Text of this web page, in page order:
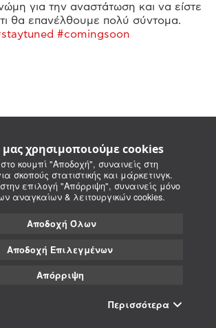
χρησιμοποιούμε cookies
κουμπί "Αποδοχή", συναινείς στη
σκοπούς στατιστικής και μάρκετινγκ.
επιλογή "Απόρριψη", συναινείς μόνο
αναγκαίων & λειτουργικών cookies.
Αποδοχή Όλων
Αποδοχή Επιλεγμένων
Απόρριψη
Περισσότερα
για την αναστάτωση και να είστε
θα επανέλθουμε πολύ σύντομα.
#comingsoon